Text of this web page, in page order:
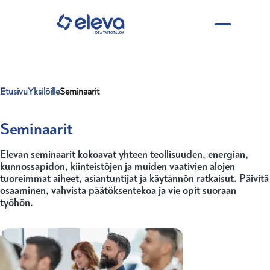
Murupolku
EtusivuYksilöilleSeminaarit
Seminaarit
Elevan seminaarit kokoavat yhteen teollisuuden, energian,
kunnossapidon, kiinteistöjen ja muiden vaativien alojen
tuoreimmat aiheet, asiantuntijat ja käytännön ratkaisut. Päivitä
osaaminen, vahvista päätöksentekoa ja vie opit suoraan
työhön.